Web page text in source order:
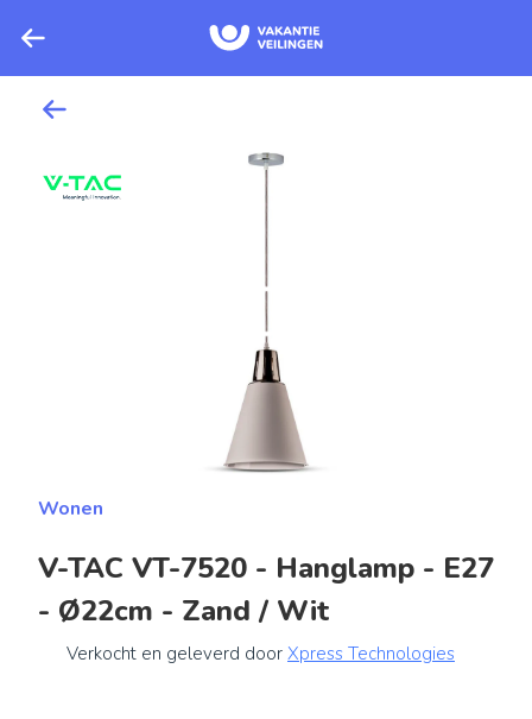
Wonen
V-TAC VT-7520 - Hanglamp - E27
- Ø22cm - Zand / Wit
Verkocht en geleverd door Xpress Technologies